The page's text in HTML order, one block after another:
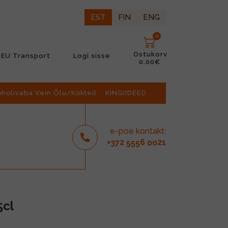
EST FIN ENG
EU Transport Logi sisse
0
Ostukorv
0.00€
Vein Õlu/Kokteil KINGIIDEED
e-poe kontakt:
+372 5556 0021